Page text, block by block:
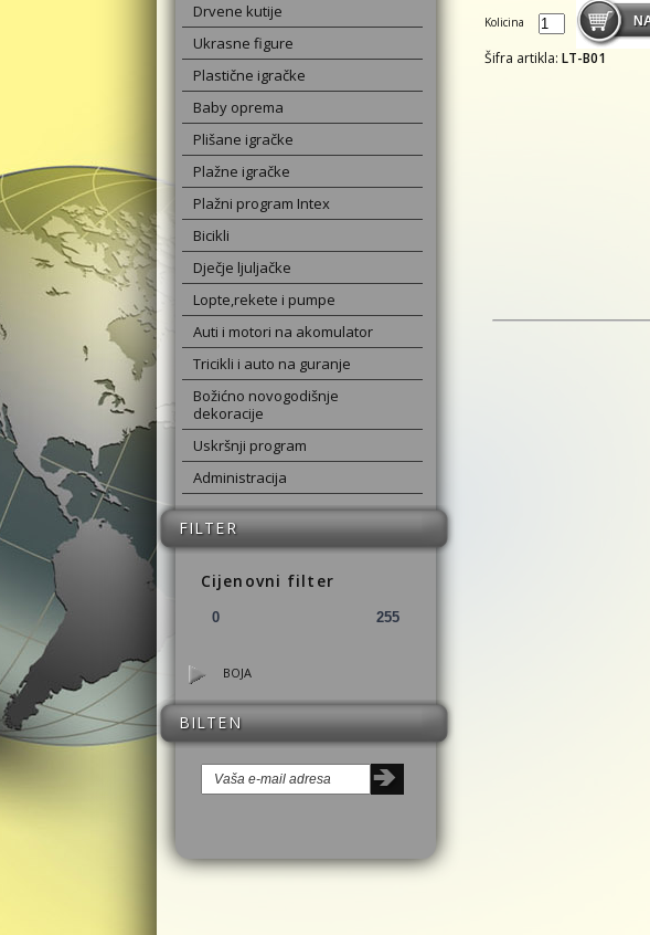
Drvene kutije
Ukrasne figure
Plastične igračke
Baby oprema
Plišane igračke
Plažne igračke
Plažni program Intex
Bicikli
Dječje ljuljačke
Lopte,rekete i pumpe
Auti i motori na akomulator
Tricikli i auto na guranje
Božićno novogodišnje
dekoracije
Uskršnji program
Administracija
FILTER
Cijenovni filter
BOJA
BILTEN
Kolicina
Šifra artikla: LT-B01